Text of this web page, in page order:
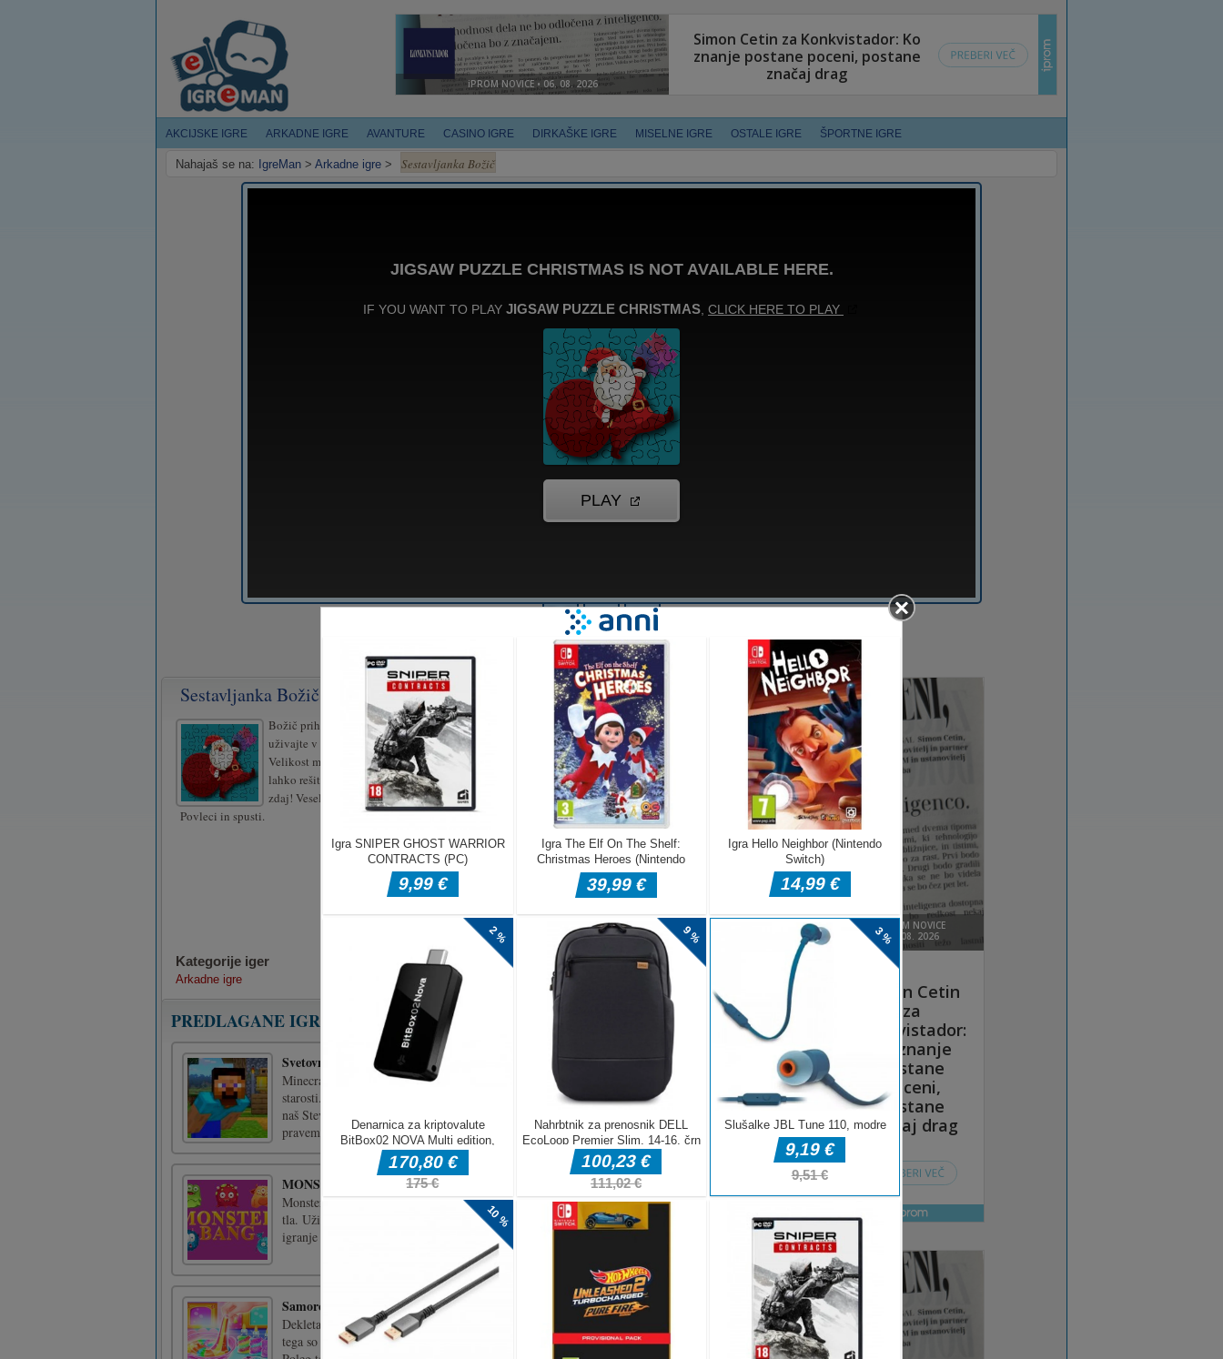
AKCIJSKE IGRE ARKADNE IGRE AVANTURE CASINO IGRE DIRKAŠKE IGRE MISELNE IGRE OSTALE IGRE ŠPORTNE IGRE
Nahajaš se na: IgreMan > Arkadne igre > Sestavljanka Božič
Sestavljanka Božič
Božič prihaja. Igrajte sestavljanko in
uživajte v počitnicah. Veliko je lepih slik.
Velikost mreže je prilagodljiva. Kako hitro
lahko rešite te zahtevne uganke? Igraj
zdaj! Vesel božič!
Povleci in spusti.
Kategorije iger
Arkadne igre
PREDLAGANE IGRE
Svetovna pustolovščina Minecraft
Minecraft World Adventure je zabavna in zasvojljiva spletna igra, primerna za vse
starosti. Tokrat moraš voditi ali ljubiti Steva vse do doma. Kliknite ob pravem času in
naš Steve bo skočil z ene platforme na drugo. Platforme se ves čas vrtijo, zato kliknite v
pravem trenutku. Iz [...]
MONSTER BANG
Monster Bang je zabavna priložnostna igra, ki zasvoji. Udarite pošast, preden doseže
tla. Uživajte v noči čarovnic s to zabavno priložnostno igro. BANG VSE POŠASTI.Za
igranje igre uporabite miško
Samorog Slime Designer
Dekleta, ste slišale, da otroci samorogi sluz vedno napačno pišejo kot limeta? Poleg
tega so priljubljene tudi kot super igrače za sprostitev v zabavnih igrah za deklice.